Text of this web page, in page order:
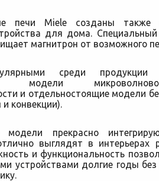
печи Miele созданы также
для дома.
магнитрон от возможного
среди продукции
модели
и отдельностоящие модели
конвекции).
модели прекрасно
выглядят в интерьерах
и функциональность
устройствами долгие годы